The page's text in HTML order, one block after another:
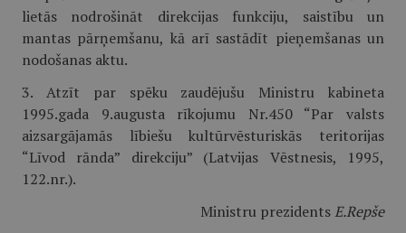
lietās nodrošināt direkcijas funkciju, saistību un
mantas pārņemšanu, kā arī sastādīt pieņemšanas un
nodošanas aktu.
3. Atzīt par spēku zaudējušu Ministru kabineta
1995.gada 9.augusta rīkojumu Nr.450 “Par valsts
aizsargājamās lībiešu kultūrvēsturiskās teritorijas
“Līvod rānda” direkciju” (Latvijas Vēstnesis, 1995,
122.nr.).
Ministru prezidentsE.Repše